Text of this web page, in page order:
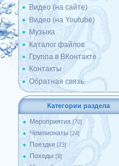
Видео (на сайте)
Видео (на Youtube)
Музыка
Каталог файлов
Группа в ВКонтакте
Контакты
Обратная связь
Категории раздела
Мероприятия [70]
Чемпионаты [24]
Поездки [23]
Походы [8]